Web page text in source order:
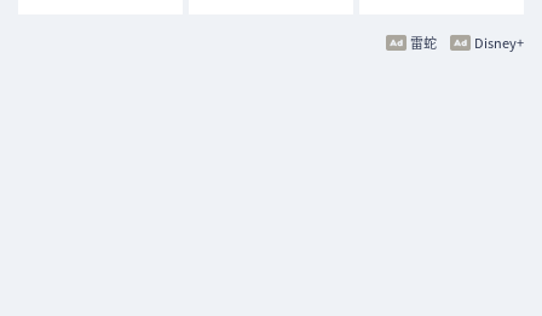
Disney+
雷蛇